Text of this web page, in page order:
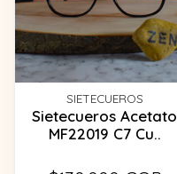
SIETECUEROS
Sietecueros Acetato
MF22019 C7 Cu..